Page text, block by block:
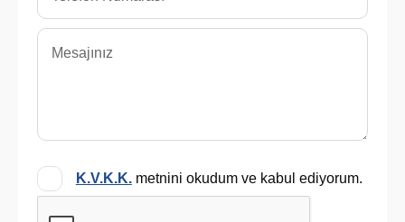
K.V.K.K.metnini okudum ve kabul ediyorum.